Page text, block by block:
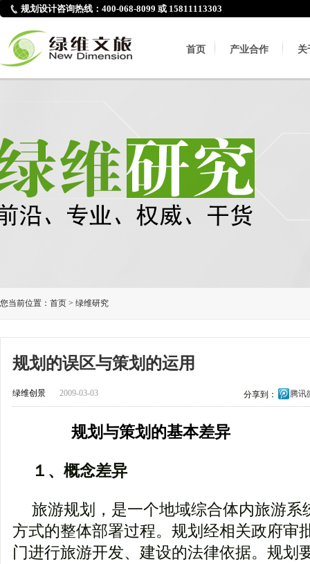
规划设计咨询热线：400-068-8099 或 15811113303
首页 产业合作 关
您当前位置： 首页 > 绿维研究
规划的误区与策划的运用
绿维创景 2009-03-03 分享到： 腾讯
规划与策划的基本差异
１、概念差异
旅游规划，是一个地域综合体内旅游系
方式的整体部署过程。规划经相关政府审
门进行旅游开发、建设的法律依据。规划